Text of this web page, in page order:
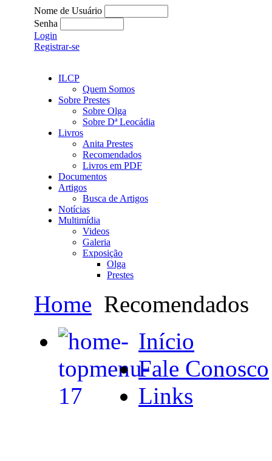
Nome de Usuário
Senha
Login
Registrar-se
ILCP
Quem Somos
Sobre Prestes
Sobre Olga
Sobre Dª Leocádia
Livros
Anita Prestes
Recomendados
Livros em PDF
Documentos
Artigos
Busca de Artigos
Notícias
Multimídia
Videos
Galeria
Exposição
Olga
Prestes
Home Recomendados
Início
Fale Conosco
Links